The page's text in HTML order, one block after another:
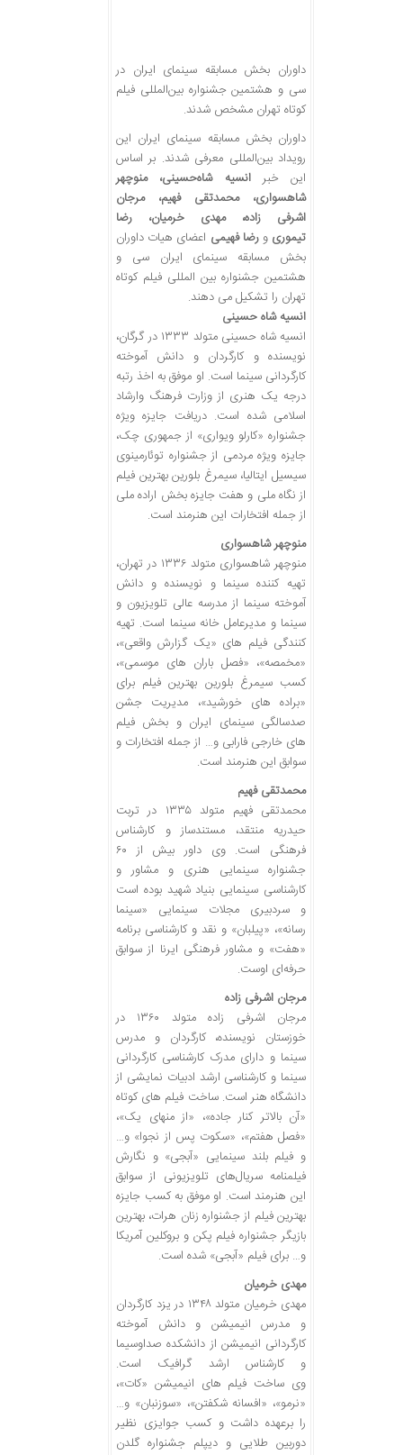
داوران بخش مسابقه سینمای ایران در
سی و هشتمین جشنواره بین‌المللی فیلم
کوتاه تهران مشخص شدند.
داوران بخش مسابقه سینمای ایران این
رویداد بین‌المللی معرفی شدند. بر اساس
این خبرانسیه شاه‌حسینی، منوچهر
شاهسواری، محمدتقی فهیم، مرجان
اشرفی زاده، مهدی خرمیان، رضا
تیموریو رضا فهیمی اعضای هیات داوران
بخش مسابقه سینمای ایران سی و
هشتمین جشنواره بین المللی فیلم کوتاه
تهران را تشکیل می دهند.
انسیه شاه حسینی
انسیه شاه حسینی متولد ۱۳۳۳ در گرگان،
نویسنده و کارگردان و دانش آموخته
کارگردانی سینما است. او موفق به اخذ رتبه
درجه یک هنری از وزارت فرهنگ وارشاد
اسلامی شده است. دریافت جایزه ویژه
جشنواره «کارلو ویواری» از جمهوری چک،
جایزه ویژه مردمی از جشنواره توئارمینوی
سیسیل ایتالیا، سیمرغ بلورین بهترین فیلم
از نگاه ملی و هفت جایزه بخش اراده ملی
از جمله افتخارات این هنرمند است.
منوچهر شاهسواری
منوچهر شاهسواری متولد ۱۳۳۶ در تهران،
تهیه کننده سینما و نویسنده و دانش
آموخته سینما از مدرسه عالی تلویزیون و
سینما و مدیرعامل خانه سینما است. تهیه
کنندگی فیلم های «یک گزارش واقعی»،
«مخمصه»، «فصل باران های موسمی»،
کسب سیمرغ بلورین بهترین فیلم برای
«براده های خورشید»، مدیریت جشن
صدسالگی سینمای ایران و بخش فیلم
های خارجی فارابی و… از جمله افتخارات و
سوابق این هنرمند است.
محمدتقی فهیم
محمدتقی فهیم متولد ۱۳۳۵ در تربت
حیدریه منتقد، مستندساز و کارشناس
فرهنگی است. وی داور بیش از ۶۰
جشنواره سینمایی هنری و مشاور و
کارشناسی سینمایی بنیاد شهید بوده است
و سردبیری مجلات سینمایی «سینما
رسانه»، «پیلبان» و نقد و کارشناسی برنامه
«هفت» و مشاور فرهنگی ایرنا از سوابق
حرفه‌ای اوست.
مرجان اشرفی زاده
مرجان اشرفی زاده متولد ۱۳۶۰ در
خوزستان نویسنده، کارگردان و مدرس
سینما و دارای مدرک کارشناسی کارگردانی
سینما و کارشناسی ارشد ادبیات نمایشی از
دانشگاه هنر است. ساخت فیلم ‌های کوتاه
«آن بالاتر کنار جاده»، «از منهای یک»،
«فصل هفتم»، «سکوت پس از نجوا» و…
و فیلم بلند سینمایی «آبجی» و نگارش
فیلمنامه سریال‌های تلویزیونی از سوابق
این هنرمند است. او موفق به کسب جایزه
بهترین فیلم از جشنواره زنان هرات، بهترین
بازیگر جشنواره فیلم پکن و بروکلین آمریکا
و… برای فیلم «آبجی» شده است.
مهدی خرمیان
مهدی خرمیان متولد ۱۳۴۸ در یزد کارگردان
و مدرس انیمیشن و دانش آموخته
کارگردانی انیمیشن از دانشکده صداوسیما
و کارشناس ارشد گرافیک است.
وی ساخت فیلم های انیمیشن «کات»،
«نرمو»، «افسانه شکفتن»، «سوزنبان» و…
را برعهده داشت و کسب جوایزی نظیر
دوربین طلایی و دیپلم جشنواره گلدن